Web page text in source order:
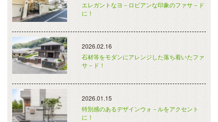
エレガントなヨ－ロピアンな印象のファサ－ド
に！
2026.02.16
石材等をモダンにアレンジした落ち着いたファ
サ－ド！
2026.01.15
特別感のあるデザインウォ－ルをアクセント
に！